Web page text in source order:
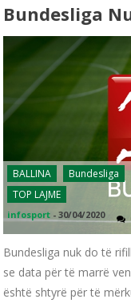
Bundesliga
BALLINA Bundesliga
TOP LAJME
infosport -30/04/2020
Bundesliga nuk do të
se data për të marrë
është shtyrë për të